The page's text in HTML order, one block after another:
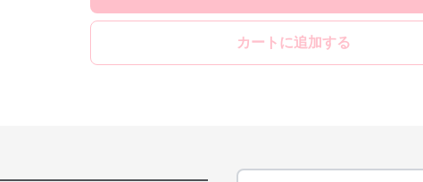
カートに追加する